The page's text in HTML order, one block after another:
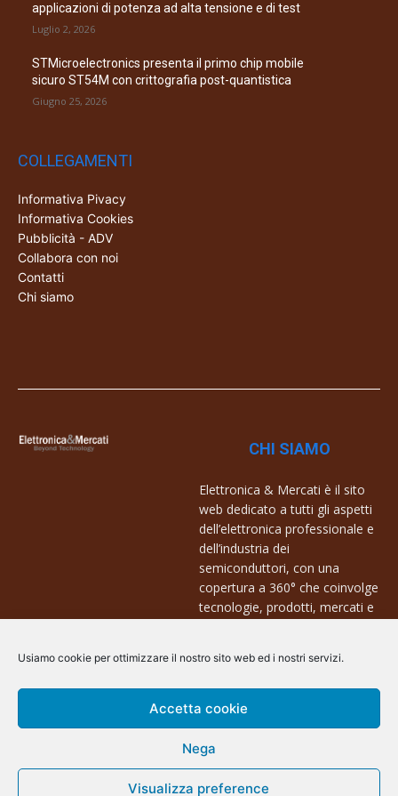
Usiamo cookie per ottimizzare il nostro sito web ed i nostri servizi.
Accetta cookie
Nega
Visualizza preference
applicazioni di potenza ad alta tensione e di test
Luglio 2, 2026
STMicroelectronics presenta il primo chip mobile
sicuro ST54M con crittografia post-quantistica
Giugno 25, 2026
COLLEGAMENTI
Informativa Pivacy
Informativa Cookies
Pubblicità - ADV
Collabora con noi
Contatti
Chi siamo
CHI SIAMO
Elettronica & Mercati è il sito
web dedicato a tutti gli aspetti
dell’elettronica professionale e
dell’industria dei
semiconduttori, con una
copertura a 360° che coinvolge
tecnologie, prodotti, mercati e
Contatti:
info@arscommunication.it
@ArsCommunication 2023